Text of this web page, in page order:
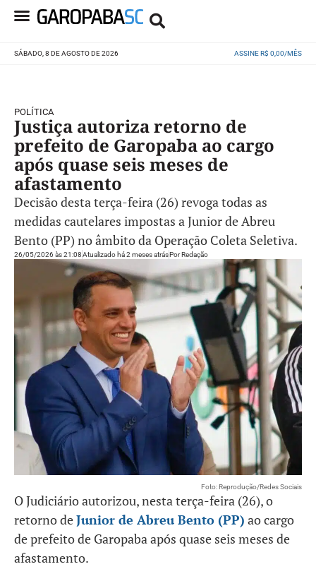
SÁBADO, 8 DE AGOSTO DE 2026 ASSINE R$ 0,00/MÊS
POLÍTICA
Justiça autoriza retorno de
prefeito de Garopaba ao cargo
após quase seis meses de
afastamento
Decisão desta terça-feira (26) revoga todas as
medidas cautelares impostas a Junior de Abreu
Bento (PP) no âmbito da Operação Coleta Seletiva.
26/05/2026 às 21:08Atualizado há 2 meses atrásPorRedação
Foto: Reprodução/Redes Sociais
O Judiciário autorizou, nesta terça-feira (26), o
retorno deJunior de Abreu Bento (PP) ao cargo
de prefeito de Garopaba após quase seis meses de
afastamento.